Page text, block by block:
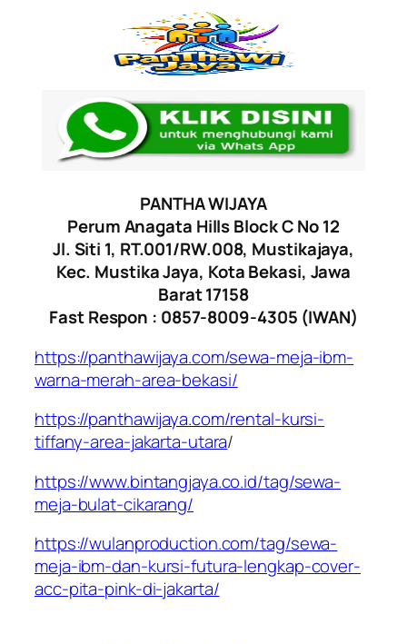
PANTHA WIJAYA
Perum Anagata Hills Block C No 12
Jl. Siti 1, RT.001/RW.008, Mustikajaya,
Kec. Mustika Jaya, Kota Bekasi, Jawa
Barat 17158
Fast Respon : 0857-8009-4305 (IWAN)
https://panthawijaya.com/sewa-meja-ibm-
warna-merah-area-bekasi/
https://panthawijaya.com/rental-kursi-
tiffany-area-jakarta-utara/
https://www.bintangjaya.co.id/tag/sewa-
meja-bulat-cikarang/
https://wulanproduction.com/tag/sewa-
meja-ibm-dan-kursi-futura-lengkap-cover-
acc-pita-pink-di-jakarta/